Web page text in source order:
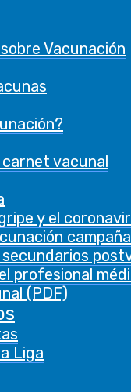
Vacunación
vacunal
y el
profesional
(PDF)
Liga